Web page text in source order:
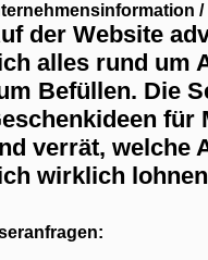
der Website
alles rund um
Befüllen. Die
für
verrät, welche
wirklich